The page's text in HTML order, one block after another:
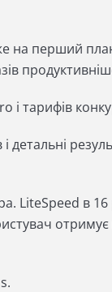
на перший
тарифів
LiteSpeed ​​в
отримує